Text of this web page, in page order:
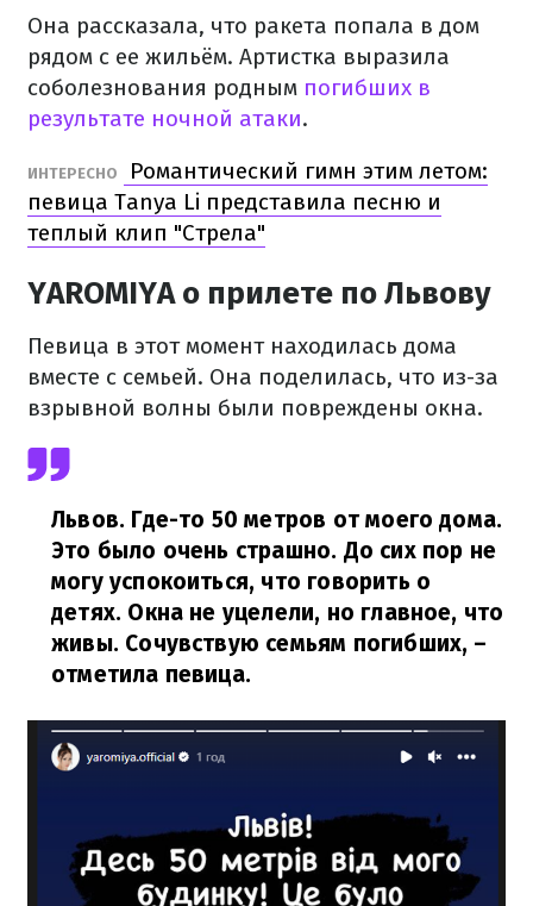
Она рассказала, что ракета попала в дом
рядом с ее жильём. Артистка выразила
соболезнования родным погибших в
результате ночной атаки.
ИНТЕРЕСНО
Романтический гимн этим летом:
певица Tanya Li представила песню и
теплый клип "Стрела"
YAROMIYA о прилете по Львову
Певица в этот момент находилась дома
вместе с семьей. Она поделилась, что из-за
взрывной волны были повреждены окна.
Львов. Где-то 50 метров от моего дома.
Это было очень страшно. До сих пор не
могу успокоиться, что говорить о
детях. Окна не уцелели, но главное, что
живы. Сочувствую семьям погибших, –
отметила певица.